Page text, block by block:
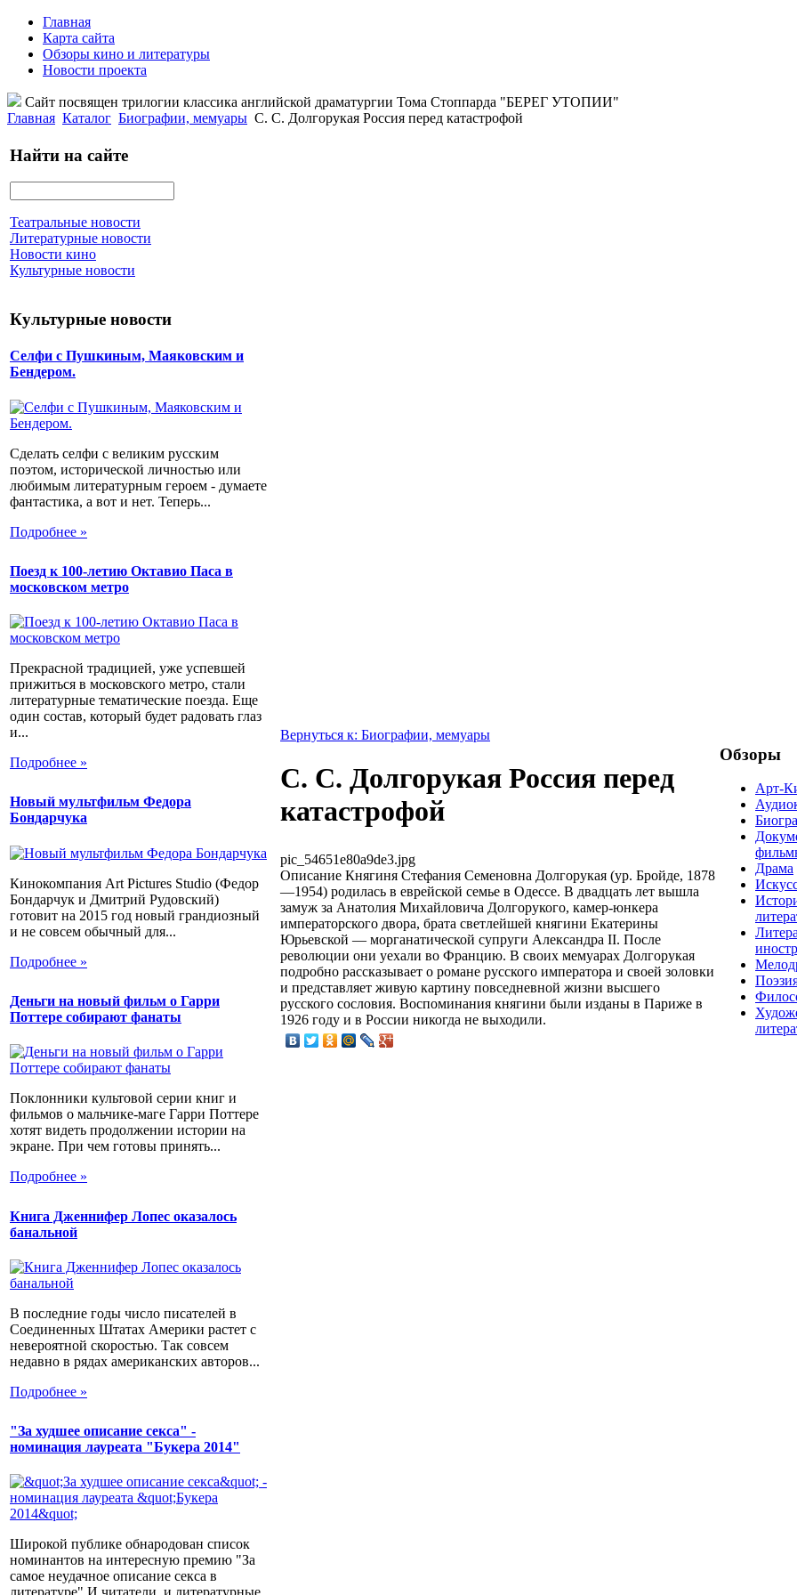
Главная
Карта сайта
Обзоры кино и литературы
Новости проекта
Сайт посвящен трилогии классика английской драматургии Тома Стоппарда "БЕРЕГ УТОПИИ"
Главная Каталог Биографии, мемуары С. С. Долгорукая Россия перед катастрофой
Найти на сайте
Театральные новости
Литературные новости
Новости кино
Культурные новости
Культурные новости
Селфи с Пушкиным, Маяковским и
Бендером.
Сделать селфи с великим русским
поэтом, исторической личностью или
любимым литературным героем - думаете
фантастика, а вот и нет. Теперь...
Подробнее »
Поезд к 100-летию Октавио Паса в
московском метро
Прекрасной традицией, уже успевшей
прижиться в московского метро, стали
литературные тематические поезда. Еще
один состав, который будет радовать глаз
и...
Подробнее »
Новый мультфильм Федора
Бондарчука
Кинокомпания Art Pictures Studio (Федор
Бондарчук и Дмитрий Рудовский)
готовит на 2015 год новый грандиозный
и не совсем обычный для...
Подробнее »
Деньги на новый фильм о Гарри
Поттере собирают фанаты
Поклонники культовой серии книг и
фильмов о мальчике-маге Гарри Поттере
хотят видеть продолжении истории на
экране. При чем готовы принять...
Подробнее »
Книга Дженнифер Лопес оказалось
банальной
В последние годы число писателей в
Соединенных Штатах Америки растет с
невероятной скоростью. Так совсем
недавно в рядах американских авторов...
Подробнее »
"За худшее описание секса" -
номинация лауреата "Букера 2014"
Широкой публике обнародован список
номинантов на интересную премию "За
самое неудачное описание секса в
Вернуться к: Биографии, мемуары
С. С. Долгорукая Россия перед
катастрофой
pic_54651e80a9de3.jpg
Описание Княгиня Стефания Семеновна Долгорукая (ур. Бройде, 1878
—1954) родилась в еврейской семье в Одессе. В двадцать лет вышла
замуж за Анатолия Михайловича Долгорукого, камер-юнкера
императорского двора, брата светлейшей княгини Екатерины
Юрьевской — морганатической супруги Александра II. После
революции они уехали во Францию. В своих мемуарах Долгорукая
подробно рассказывает о романе русского императора и своей золовки
и представляет живую картину повседневной жизни высшего
русского сословия. Воспоминания княгини были изданы в Париже в
1926 году и в России никогда не выходили.
Обзоры
Арт-
Драма